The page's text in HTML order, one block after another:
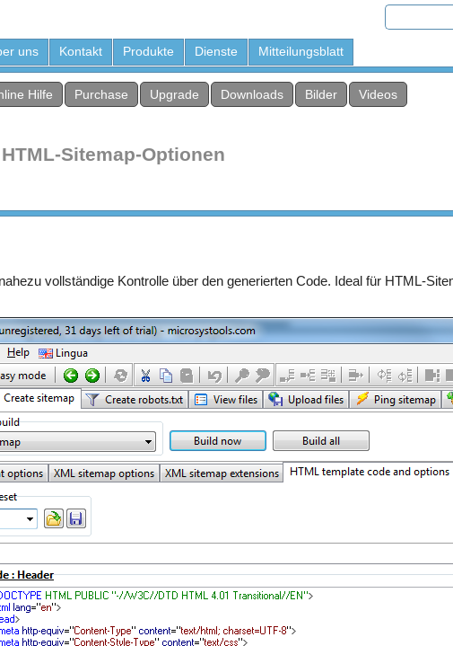
uns Kontakt Produkte Dienste Mitteilungsblatt
Hilfe Purchase Upgrade Downloads Bilder Videos
HTML-Sitemap-Optionen
vollständige Kontrolle über den generierten Code. Ideal für HTML-